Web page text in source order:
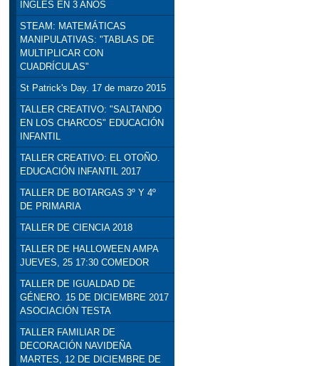
INGLÉS EN 3 AÑOS
STEAM: MATEMÁTICAS
MANIPULATIVAS: "TABLAS DE
MULTIPLICAR CON
CUADRÍCULAS"
St Patrick's Day. 17 de marzo 2015
TALLER CREATIVO: "SALTANDO
EN LOS CHARCOS" EDUCACIÓN
INFANTIL
TALLER CREATIVO: EL OTOÑO.
EDUCACIÓN INFANTIL 2017
TALLER DE BOTARGAS 3º Y 4º
DE PRIMARIA
TALLER DE CIENCIA 2018
TALLER DE HALLOWEEN AMPA
JUEVES, 25 17:30 COMEDOR
TALLER DE IGUALDAD DE
GÉNERO. 15 DE DICIEMBRE 2017
ASOCIACIÓN TESTA
TALLER FAMILIAR DE
DECORACIÓN NAVIDEÑA
MARTES, 12 DE DICIEMBRE DE